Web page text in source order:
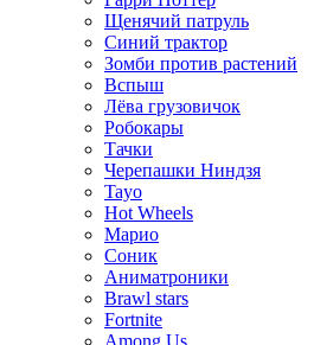
Щенячий патруль
Синий трактор
Зомби против растений
Вспыш
Лёва грузовичок
Робокары
Тачки
Черепашки Ниндзя
Tayo
Hot Wheels
Марио
Соник
Аниматроники
Brawl stars
Fortnite
Among Us